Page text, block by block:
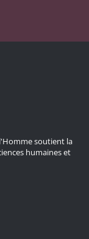
soutient la
humaines et